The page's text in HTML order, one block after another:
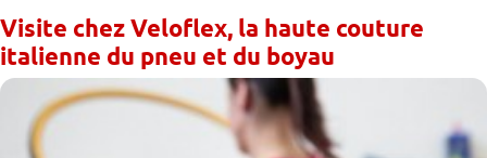
Visite chez Veloflex, la haute couture
italienne du pneu et du boyau